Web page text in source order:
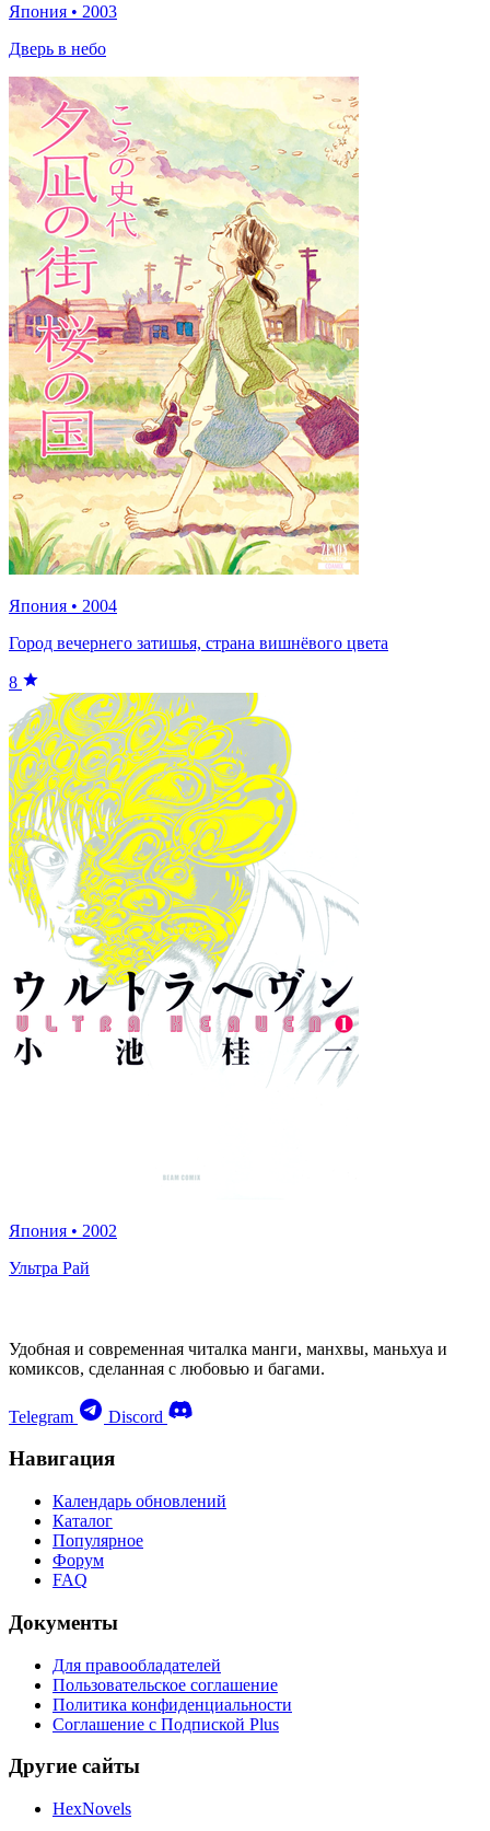
Япония • 2003
Дверь в небо
Япония • 2004
Город вечернего затишья, страна вишнёвого цвета
8
Япония • 2002
Ультра Рай
Удобная и современная читалка манги, манхвы, маньхуа и
комиксов, сделанная с любовью и багами.
Telegram Discord
Навигация
Календарь обновлений
Каталог
Популярное
Форум
FAQ
Документы
Для правообладателей
Пользовательское соглашение
Политика конфиденциальности
Соглашение с Подпиской Plus
Другие сайты
HexNovels